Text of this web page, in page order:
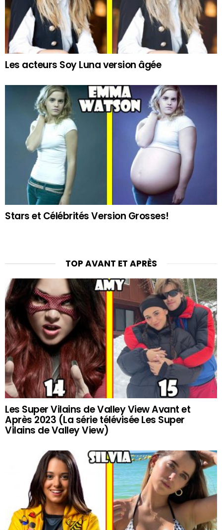
Les acteurs Soy Luna version âgée
Stars et Célébrités Version Grosses!
TOP AVANT ET APRÈS
Les Super Vilains de Valley View Avant et
Après 2023 (La série télévisée Les Super
Vilains de Valley View)